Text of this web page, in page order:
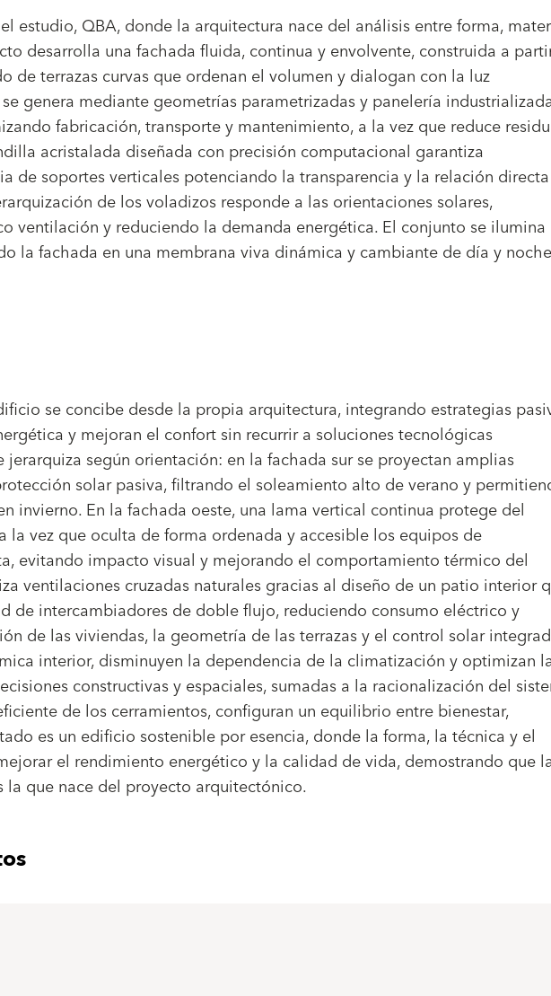
estudio, QBA, donde la arquitectura nace del análisis entre forma,
desarrolla una fachada fluida, continua y envolvente, construida a
de terrazas curvas que ordenan el volumen y dialogan con la luz
genera mediante geometrías parametrizadas y panelería
fabricación, transporte y mantenimiento, a la vez que reduce
acristalada diseñada con precisión computacional garantiza
de soportes verticales potenciando la transparencia y la relación directa
de los voladizos responde a las orientaciones solares,
ventilación y reduciendo la demanda energética. El conjunto se ilumina
la fachada en una membrana viva dinámica y cambiante de día y
se concibe desde la propia arquitectura, integrando estrategias
y mejoran el confort sin recurrir a soluciones tecnológicas
jerarquiza según orientación: en la fachada sur se proyectan amplias
solar pasiva, filtrando el soleamiento alto de verano y
invierno. En la fachada oeste, una lama vertical continua protege del
la vez que oculta de forma ordenada y accesible los equipos de
evitando impacto visual y mejorando el comportamiento térmico del
ventilaciones cruzadas naturales gracias al diseño de un patio interior
de intercambiadores de doble flujo, reduciendo consumo eléctrico y
de las viviendas, la geometría de las terrazas y el control solar
interior, disminuyen la dependencia de la climatización y optimizan
constructivas y espaciales, sumadas a la racionalización del
de los cerramientos, configuran un equilibrio entre bienestar,
es un edificio sostenible por esencia, donde la forma, la técnica y el
el rendimiento energético y la calidad de vida, demostrando que
la que nace del proyecto arquitectónico.